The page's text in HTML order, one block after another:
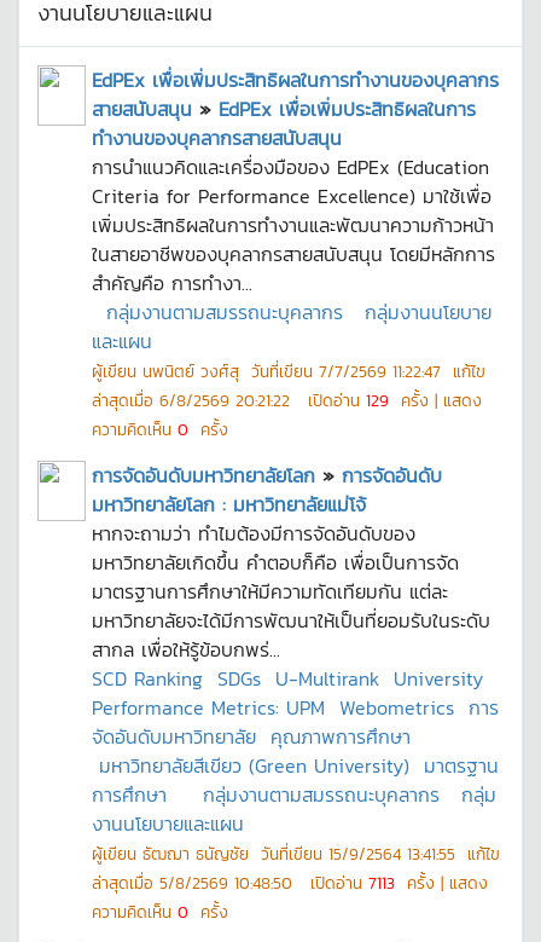
งานนโยบายและแผน
EdPEx เพื่อเพิ่มประสิทธิผลในการทำงานของบุคลากร
สายสนับสนุน » EdPEx เพื่อเพิ่มประสิทธิผลในการ
ทำงานของบุคลากรสายสนับสนุน
การนำแนวคิดและเครื่องมือของ EdPEx (Education
Criteria for Performance Excellence) มาใช้เพื่อ
เพิ่มประสิทธิผลในการทำงานและพัฒนาความก้าวหน้า
ในสายอาชีพของบุคลากรสายสนับสนุน โดยมีหลักการ
สำคัญคือ การทำงา...
กลุ่มงานตามสมรรถนะบุคลากร
กลุ่มงานนโยบาย
และแผน
ผู้เขียน นพนิตย์ วงศ์สุ วันที่เขียน 7/7/2569 11:22:47 แก้ไข
ล่าสุดเมื่อ 6/8/2569 20:21:22 เปิดอ่าน 129 ครั้ง | แสดง
ความคิดเห็น 0 ครั้ง
การจัดอันดับมหาวิทยาลัยโลก » การจัดอันดับ
มหาวิทยาลัยโลก : มหาวิทยาลัยแม่โจ้
หากจะถามว่า ทำไมต้องมีการจัดอันดับของ
มหาวิทยาลัยเกิดขึ้น คำตอบก็คือ เพื่อเป็นการจัด
มาตรฐานการศึกษาให้มีความทัดเทียมกัน แต่ละ
มหาวิทยาลัยจะได้มีการพัฒนาให้เป็นที่ยอมรับในระดับ
สากล เพื่อให้รู้ข้อบกพร่...
SCD Ranking SDGs U-Multirank University
Performance Metrics: UPM Webometrics การ
จัดอันดับมหาวิทยาลัย คุณภาพการศึกษา
มหาวิทยาลัยสีเขียว (Green University) มาตรฐาน
การศึกษา
กลุ่มงานตามสมรรถนะบุคลากร
กลุ่ม
งานนโยบายและแผน
ผู้เขียน ธัฒฌา ธนัญชัย วันที่เขียน 15/9/2564 13:41:55 แก้ไข
ล่าสุดเมื่อ 5/8/2569 10:48:50 เปิดอ่าน 7113 ครั้ง | แสดง
ความคิดเห็น 0 ครั้ง